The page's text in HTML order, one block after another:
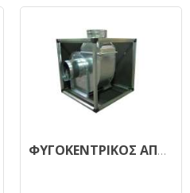
ΦΥΓΟΚΕΝΤΡΙΚΟΣ ΑΠΟΡΡΟΦΗΤΗΡΑΣ ΜΟΝΗΣ ΑΝΑΡΡΟΦΗΣΗΣ ΗΧΟΜΟΝΩΜΕΝΟΣ 1450RPM - Φ350 4,0ΗΡ 380V